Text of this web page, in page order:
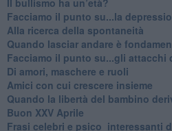
Facciamo il punto su...la
​Alla ricerca della spontaneità
​Quando lasciar andare è
Facciamo il punto su...gli attacchi
Di amori, maschere e ruoli
​Amici con cui crescere insieme
​Quando la libertà del bambino
Buon XXV Aprile
​Frasi celebri e psico_interessanti